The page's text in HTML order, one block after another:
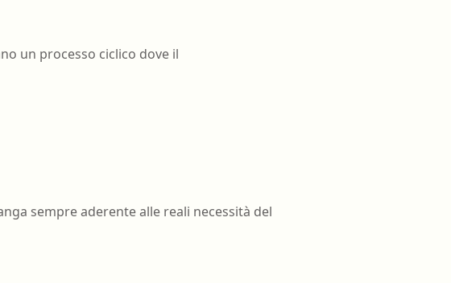
un processo ciclico dove il
sempre aderente alle reali necessità del